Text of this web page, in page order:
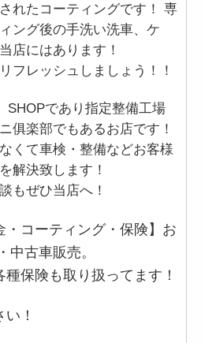
れたコーティングです！ 専
ング後の手洗い洗車、ケ
店にはあります！
フレッシュしましょう！！
であり指定整備工場
俱楽部でもあるお店です！
くて車検・整備などお客様
解決致します！
もぜひ当店へ！
・コーティング・保険】お
中古車販売。
保険も取り扱ってます！
！